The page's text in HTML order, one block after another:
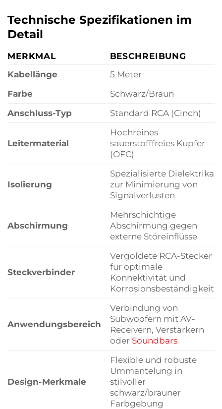
Technische Spezifikationen im
Detail
MERKMAL
BESCHREIBUNG
Kabellänge
5 Meter
Farbe
Schwarz/Braun
Anschluss-Typ
Standard RCA (Cinch)
Leitermaterial
Hochreines
sauerstofffreies Kupfer
(OFC)
Isolierung
Spezialisierte Dielektrika
zur Minimierung von
Signalverlusten
Abschirmung
Mehrschichtige
Abschirmung gegen
externe Störeinflüsse
Steckverbinder
Vergoldete RCA-Stecker
für optimale
Konnektivität und
Korrosionsbeständigkeit
Anwendungsbereich
Verbindung von
Subwoofern mit AV-
Receivern, Verstärkern
oder Soundbars
Design-Merkmale
Flexible und robuste
Ummantelung in
stilvoller
schwarz/brauner
Farbgebung